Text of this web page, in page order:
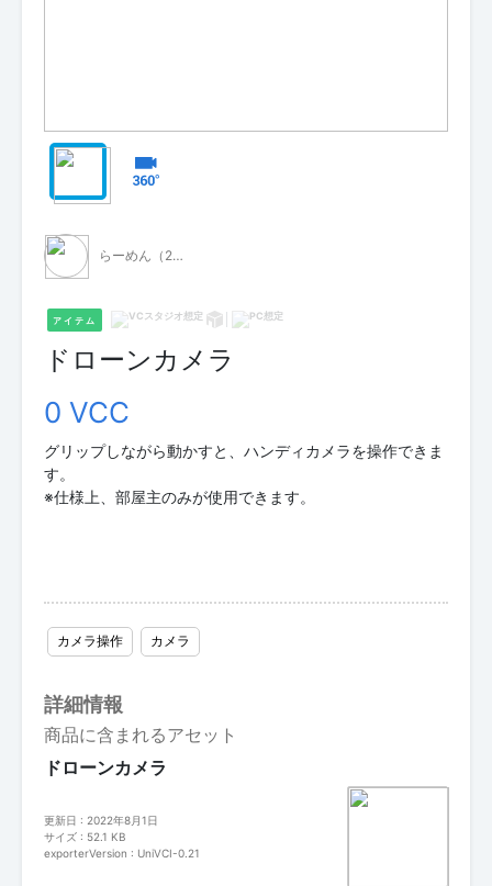
らーめん（2垢目）
アイテム
ドローンカメラ
0 VCC
グリップしながら動かすと、ハンディカメラを操作できま
す。
※仕様上、部屋主のみが使用できます。
カメラ操作 カメラ
詳細情報
商品に含まれるアセット
ドローンカメラ
更新日 : 2022年8月1日
サイズ : 52.1 KB
exporterVersion : UniVCI-0.21